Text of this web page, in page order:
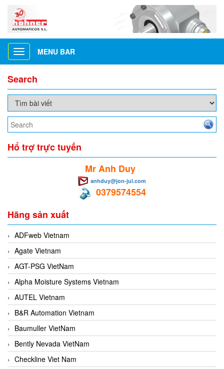
Toggle
navigation
MENU BAR
Search
Hổ trợ trực tuyến
Mr Anh Duy
anhduy@jon-jul.com
0379574554
Hãng sản xuất
ADFweb Vietnam
Agate Vietnam
AGT-PSG VietNam
Alpha Moisture Systems Vietnam
AUTEL Vietnam
B&R Automation Vietnam
Baumuller VietNam
Bently Nevada VietNam
Checkline Viet Nam